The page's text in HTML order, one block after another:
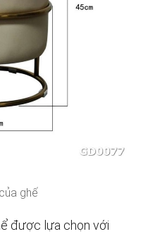
ghế
được lựa chọn với